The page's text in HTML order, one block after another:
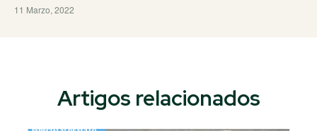
11 Marzo, 2022
Artigos relacionados